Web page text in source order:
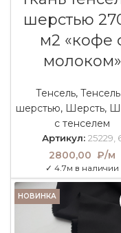
шерстью
м2 «кофе
молоком»
Тенсель,
шерстью, Шерсть,
с тенселем
Артикул: 25229,
2800,00 ₽/м
✓ 4.7м в наличии
НОВИНКА